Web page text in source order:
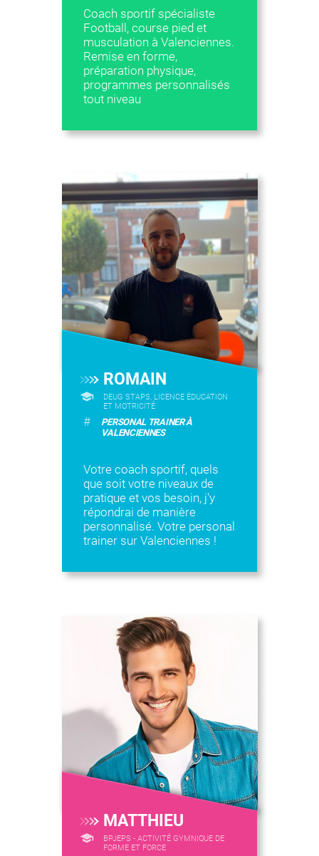
Coach sportif spécialiste
Football, course pied et
musculation à Valenciennes.
Remise en forme,
préparation physique,
programmes personnalisés
tout niveau
ROMAIN
DEUG STAPS, LICENCE ÉDUCATION
ET MOTRICITÉ
#
PERSONAL TRAINER À
VALENCIENNES
Votre coach sportif, quels
que soit votre niveaux de
pratique et vos besoin, j'y
répondrai de manière
personnalisé. Votre personal
trainer sur Valenciennes !
MATTHIEU
BPJEPS - ACTIVITÉ GYMNIQUE DE
FORME ET FORCE